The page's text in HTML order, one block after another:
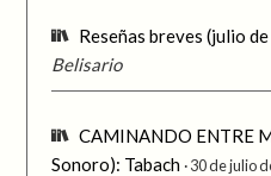
Reseñas breves (julio
Belisario
CAMINANDO ENTRE
Sonoro): Tabach 30 de julio